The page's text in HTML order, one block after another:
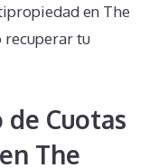
en The
recuperar tu
Cuotas
The